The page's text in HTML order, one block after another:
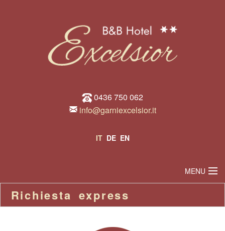
0436 750 062
info@garniexcelsior.it
IT DE EN
MENU
Richiesta express